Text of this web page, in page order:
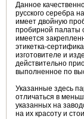
Данное
русского серебра
имеет двойную
пробирной палаты
имеется
этикетка-
изготовителе и
действительно
выполненное по
Указанные здесь
отличаться в
указанных на
на их красоту и